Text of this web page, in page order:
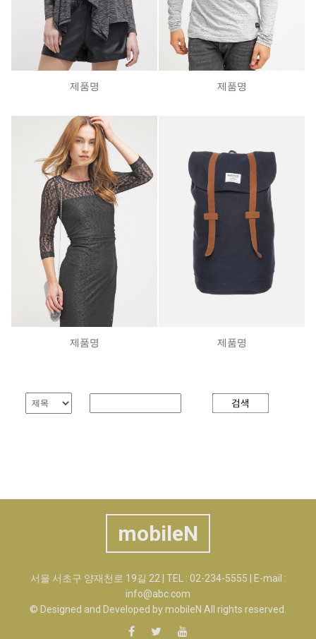
제품명 제품명
제품명 제품명
mobileN
서울 서초구 양재천로 19길 22 | TEL : 02-234-5555 | E-mail :
info@abc.com
© Designed and Developed by mobileN All rights reserved.